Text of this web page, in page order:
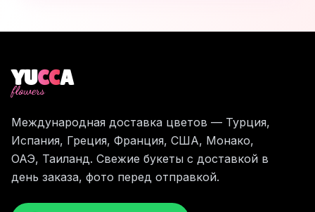
YUCCA
flowers
Международная доставка цветов — Турция,
Испания, Греция, Франция, США, Монако,
ОАЭ, Таиланд. Свежие букеты с доставкой в
день заказа, фото перед отправкой.